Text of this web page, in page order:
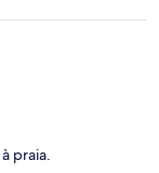
as noites.
Absoluto
do Beach
Piscinas muito
beach tênis. O
ondas e
Tadeu, ins 80
praia.